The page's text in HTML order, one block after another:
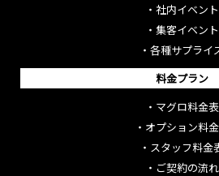
・ 社内イベント
・ 集客イベント
・ 各種サプライ
料金プラン
・ マグロ料金表
・ オプション料
・ スタッフ料金
・ ご契約の流れ